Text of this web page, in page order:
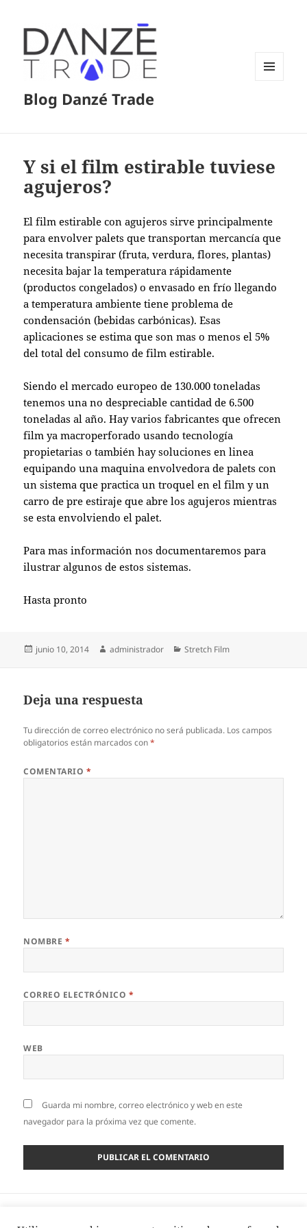
Blog Danzé Trade
Y si el film estirable tuviese
agujeros?
El film estirable con agujeros sirve principalmente
para envolver palets que transportan mercancía que
necesita transpirar (fruta, verdura, flores, plantas)
necesita bajar la temperatura rápidamente
(productos congelados) o envasado en frío llegando
a temperatura ambiente tiene problema de
condensación (bebidas carbónicas). Esas
aplicaciones se estima que son mas o menos el 5%
del total del consumo de film estirable.
Siendo el mercado europeo de 130.000 toneladas
tenemos una no despreciable cantidad de 6.500
toneladas al año. Hay varios fabricantes que ofrecen
film ya macroperforado usando tecnología
propietarias o también hay soluciones en linea
equipando una maquina envolvedora de palets con
un sistema que practica un troquel en el film y un
carro de pre estiraje que abre los agujeros mientras
se esta envolviendo el palet.
Para mas información nos documentaremos para
ilustrar algunos de estos sistemas.
Hasta pronto
Publicado
junio 10, 2014 Autor
administrador Categorías
Stretch Film
Deja una respuesta
Tu dirección de correo electrónico no será publicada. Los campos
obligatorios están marcados con*
COMENTARIO *
NOMBRE *
CORREO ELECTRÓNICO *
WEB
Guarda mi nombre, correo electrónico y web en este
navegador para la próxima vez que comente.